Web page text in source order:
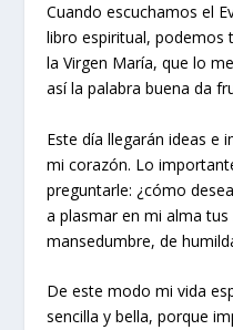
Cuando escuchamos el
libro espiritual, podemos
la Virgen María, que lo
así la palabra buena da
Este día llegarán ideas e
mi corazón. Lo
preguntarle: ¿cómo
a plasmar en mi alma
mansedumbre, de
De este modo mi vida
sencilla y bella, porque